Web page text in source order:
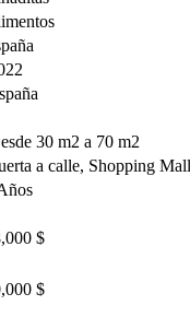
30 m2 a 70 m2
a calle, Shopping
$
$